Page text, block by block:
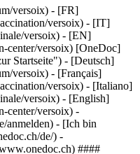
versoix) - [FR]
versoix) - [IT]
versoix) - [EN]
center/versoix) [OneDoc]
Startseite") - [Deutsch]
versoix) - [Français]
versoix) - [Italiano]
versoix) - [English]
center/versoix) -
anmelden) - [Ich bin
de/) -
####